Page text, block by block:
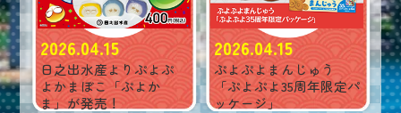
2026.04.15
日之出水産よりぷよぷ
よかまぼこ「ぷよか
ま」が発売！
2026.04.15
ぷよぷよまんじゅう
「ぷよぷよ35周年限定パ
ッケージ」